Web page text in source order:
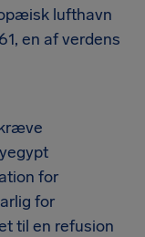
lufthavn
en af verdens
for
for
til en refusion